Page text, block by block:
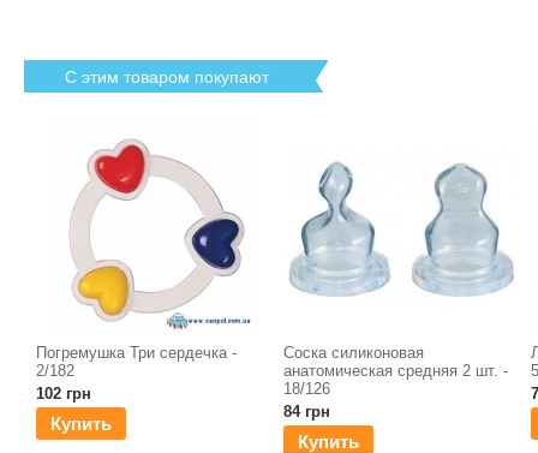
С этим товаром покупают
Погремушка Три сердечка -
2/182
102 грн
Купить
Соска силиконовая
анатомическая средняя 2 шт. -
18/126
84 грн
Купить